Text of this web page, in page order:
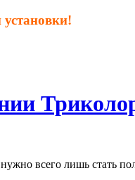
всего лишь стать